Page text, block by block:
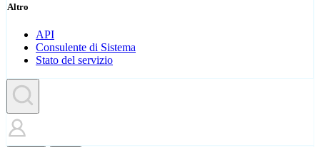
Altro
API
Consulente di Sistema
Stato del servizio